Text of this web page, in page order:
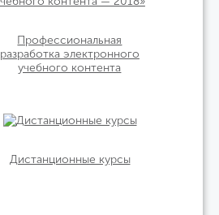
Профессиональная
разработка электронного
учебного контента
Дистанционные курсы